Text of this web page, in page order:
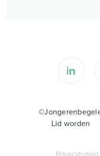
Lid worden